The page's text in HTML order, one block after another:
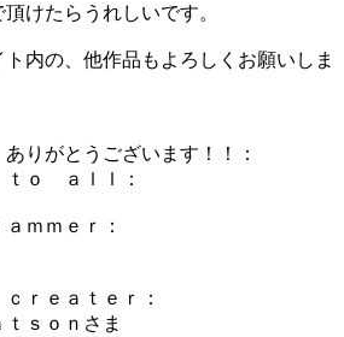
けたらうれしいです。
内の、他作品もよろしくお願いしま
りがとうございます！！：
ｏ ａｌｌ：
ｍｍｅｒ：
ｒｅａｔｅｒ：
ｓｏｎさま